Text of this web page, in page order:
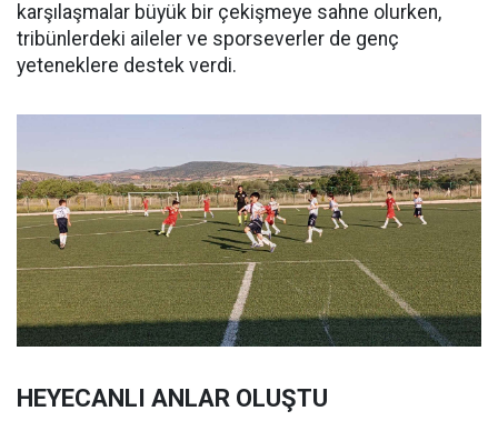
karşılaşmalar büyük bir çekişmeye sahne olurken,
tribünlerdeki aileler ve sporseverler de genç
yeteneklere destek verdi.
HEYECANLI ANLAR OLUŞTU